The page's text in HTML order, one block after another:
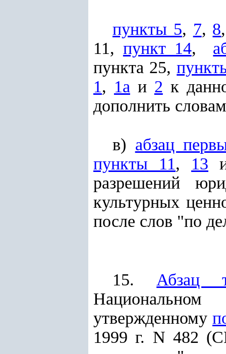
пункты 5, 7, 8
11, пункт 14,
пункта 25,
1, 1а и 2 к
дополнить
в) абзац
пункты 11, 13
разрешений
культурных
после слов "по
15. Абзац
утвержденному
1999 г. N 482